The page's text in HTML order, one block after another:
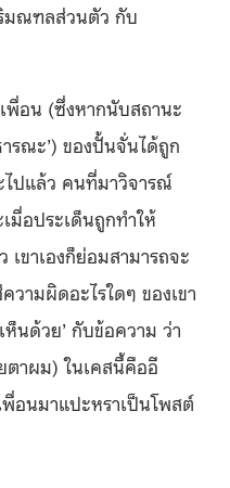
มณฑลส่วนตัว กับ
พื่อน (ซึ่งหากนับสถานะ
รณะ’) ของปั้นจั่นได้ถูก
ไปแล้ว คนที่มาวิจารณ์
มื่อประเด็นถูกทำให้
เขาเองก็ย่อมสามารถจะ
วามผิดอะไรใดๆ ของเขา
ห็นด้วย’ กับข้อความ ว่า
าผม) ในเคสนี้คืออี
อนมาแปะหราเป็นโพสต์